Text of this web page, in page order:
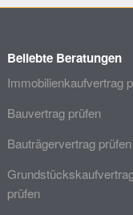
Beliebte Beratungen
Immobilienkaufvertrag
Bauvertrag prüfen
Bauträgervertrag prüfen
prüfen